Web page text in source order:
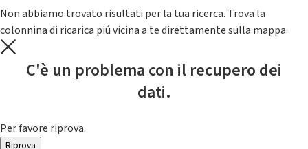
Non abbiamo trovato risultati per la tua ricerca. Trova la
colonnina di ricarica piú vicina a te direttamente sulla mappa.
C'è un problema con il recupero dei
dati.
Per favore riprova.
Riprova